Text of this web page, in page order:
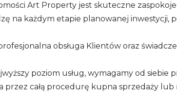
Art Property jest skuteczne
na każdym etapie planowanej
obsługa Klientów oraz
poziom usług, wymagamy od siebie
całą procedurę kupna sprzedaży